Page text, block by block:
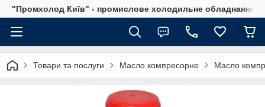
"Промхолод Київ" - промислове холодильне обладнання.
Товари та послуги Масло компресорне Масло